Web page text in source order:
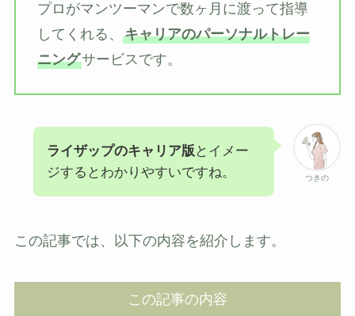
プロがマンツーマンで数ヶ月に渡って指導
してくれる、 キャリアのパーソナルトレー
ニングサービスです。
つきの
ライザップのキャリア版 とイメー
ジするとわかりやすいですね。
この記事では、以下の内容を紹介します。
この記事の内容